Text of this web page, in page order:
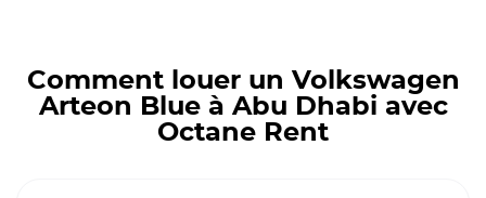
Comment louer un Volkswagen
Arteon Blue à Abu Dhabi avec
Octane Rent